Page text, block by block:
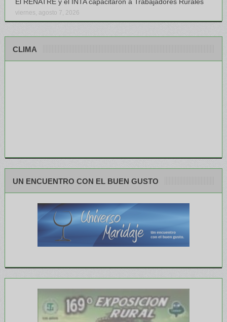
viernes, agosto 7, 2026
CLIMA
UN ENCUENTRO CON EL BUEN GUSTO